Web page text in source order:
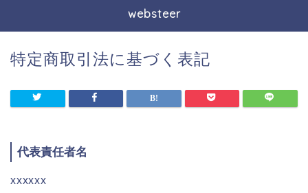
websteer
特定商取引法に基づく表記
代表責任者名
xxxxxx